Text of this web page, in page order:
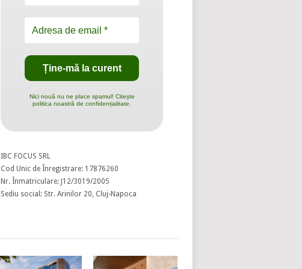
Nici nouă nu ne place spamul! Citește
politica noastră de confidențialitate.
IBC FOCUS SRL
Cod Unic de Înregistrare: 17876260
Nr. Înmatriculare: J12/3019/2005
Sediu social: Str. Arinilor 20, Cluj-Napoca